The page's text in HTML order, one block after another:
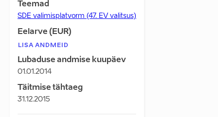
Teemad
SDE valimisplatvorm (47. EV valitsus)
Eelarve (EUR)
LISA ANDMEID
Lubaduse andmise kuupäev
01.01.2014
Täitmise tähtaeg
31.12.2015